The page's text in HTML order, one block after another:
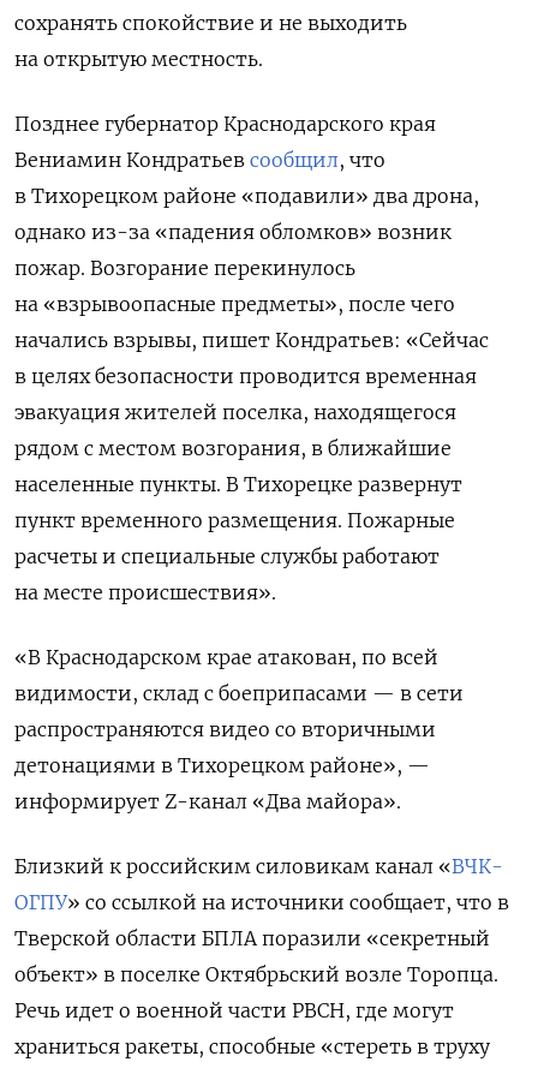
сохранять спокойствие и не выходить
на открытую местность.
Позднее губернатор Краснодарского края
Вениамин Кондратьев сообщил, что
в Тихорецком районе «подавили» два дрона,
однако из-за «падения обломков» возник
пожар. Возгорание перекинулось
на «взрывоопасные предметы», после чего
начались взрывы, пишет Кондратьев: «Сейчас
в целях безопасности проводится временная
эвакуация жителей поселка, находящегося
рядом с местом возгорания, в ближайшие
населенные пункты. В Тихорецке развернут
пункт временного размещения. Пожарные
расчеты и специальные службы работают
на месте происшествия».
«В Краснодарском крае атакован, по всей
видимости, склад с боеприпасами — в сети
распространяются видео со вторичными
детонациями в Тихорецком районе», —
информирует Z-канал «Два майора».
Близкий к российским силовикам канал «ВЧК-
ОГПУ» со ссылкой на источники сообщает, что в
Тверской области БПЛА поразили «секретный
объект» в поселке Октябрьский возле Торопца.
Речь идет о военной части РВСН, где могут
храниться ракеты, способные «стереть в труху